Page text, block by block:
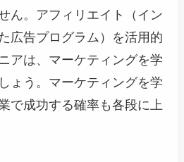
ん。アフィリエイト（イン
広告プログラム）を活用的
アは、マーケティングを学
ょう。マーケティングを学
で成功する確率も各段に上